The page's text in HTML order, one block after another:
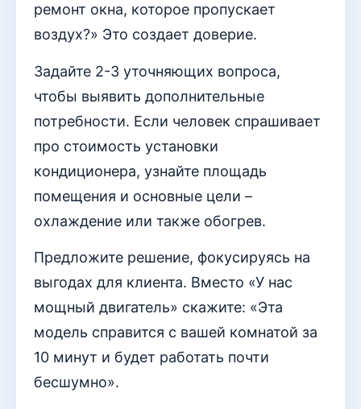
ремонт окна, которое пропускает
воздух?» Это создает доверие.
Задайте 2-3 уточняющих вопроса,
чтобы выявить дополнительные
потребности. Если человек спрашивает
про стоимость установки
кондиционера, узнайте площадь
помещения и основные цели –
охлаждение или также обогрев.
Предложите решение, фокусируясь на
выгодах для клиента. Вместо «У нас
мощный двигатель» скажите: «Эта
модель справится с вашей комнатой за
10 минут и будет работать почти
бесшумно».